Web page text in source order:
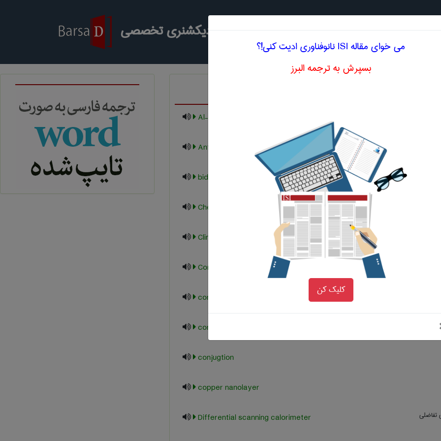
جستجو در دیکشنری تخصصی
انگلیسی نانوفناوری
Al-Sun-Gr
Anti-stain
bidentate
Chemical stability
Clinical isolate
Compatibilizer
composition
conjugated polymer
conjugtion
copper nanolayer
تفاضلی Differential scanning calorimeter
می خوای مقاله ISI نانوفناوری ادیت کنی!؟
بسپرش به ترجمه البرز
کلیک کن